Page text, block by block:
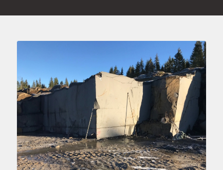
MOHEDA, geokoordinater, WGS84 dec 56.992195
14.524681